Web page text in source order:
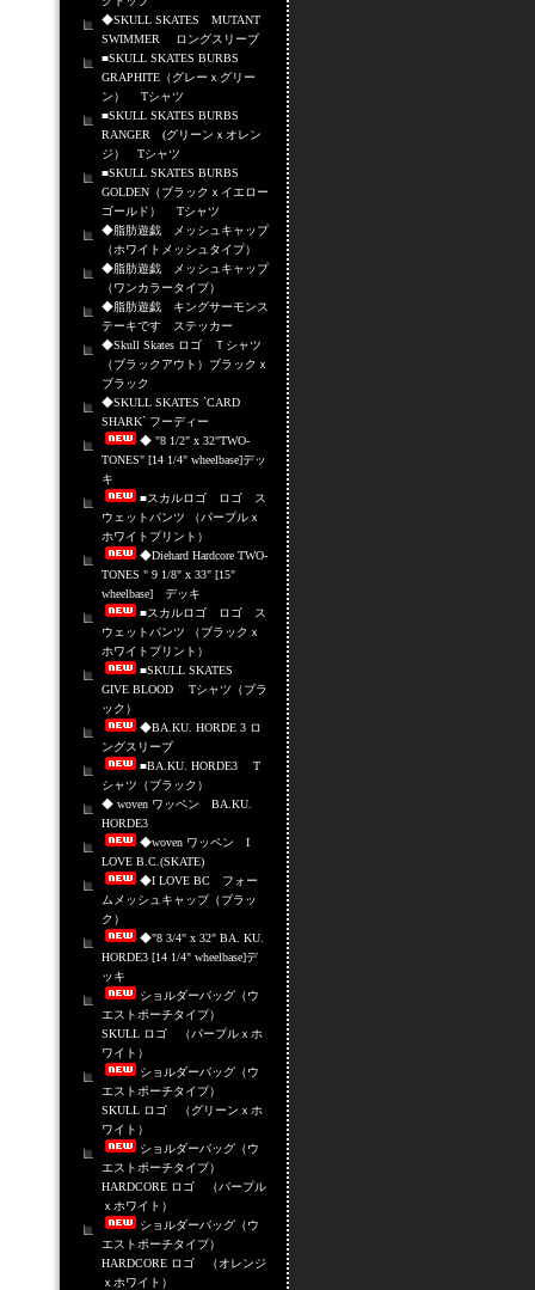
◆SKULL SKATES MUTANT
SWIMMER ロングスリーブ
■SKULL SKATES BURBS
GRAPHITE（グレーｘグリー
ン） Tシャツ
■SKULL SKATES BURBS
RANGER (グリーンｘオレン
ジ） Tシャツ
■SKULL SKATES BURBS
GOLDEN（ブラックｘイエロー
ゴールド） Tシャツ
◆脂肪遊戯 メッシュキャップ
（ホワイトメッシュタイプ）
◆脂肪遊戯 メッシュキャップ
（ワンカラータイプ）
◆脂肪遊戯 キングサーモンス
テーキです ステッカー
◆Skull Skates ロゴ Ｔシャツ
（ブラックアウト）ブラックｘ
ブラック
◆SKULL SKATES `CARD
SHARK` フーディー
◆ "8 1/2" x 32"TWO-
TONES" [14 1/4" wheelbase]デッ
キ
■スカルロゴ ロゴ ス
ウェットパンツ （パープルｘ
ホワイトプリント）
◆Diehard Hardcore TWO-
TONES " 9 1/8" x 33" [15"
wheelbase] デッキ
■スカルロゴ ロゴ ス
ウェットパンツ （ブラックｘ
ホワイトプリント）
■SKULL SKATES
GIVE BLOOD Tシャツ（ブラ
ック）
◆BA.KU. HORDE 3 ロ
ングスリーブ
■BA.KU. HORDE3 T
シャツ（ブラック）
◆ woven ワッペン BA.KU.
HORDE3
◆woven ワッペン I
LOVE B.C.(SKATE)
◆I LOVE BC フォー
ムメッシュキャップ（ブラッ
ク）
◆"8 3/4" x 32" BA. KU.
HORDE3 [14 1/4" wheelbase]デ
ッキ
ショルダーバッグ（ウ
エストポーチタイプ）
SKULL ロゴ （パープルｘホ
ワイト）
ショルダーバッグ（ウ
エストポーチタイプ）
SKULL ロゴ （グリーンｘホ
ワイト）
ショルダーバッグ（ウ
エストポーチタイプ）
HARDCORE ロゴ （パープル
ｘホワイト）
ショルダーバッグ（ウ
エストポーチタイプ）
HARDCORE ロゴ （オレンジ
ｘホワイト）